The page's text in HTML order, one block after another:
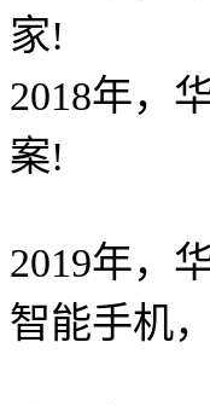
家!
2018年，
案!
2019年，
智能手机